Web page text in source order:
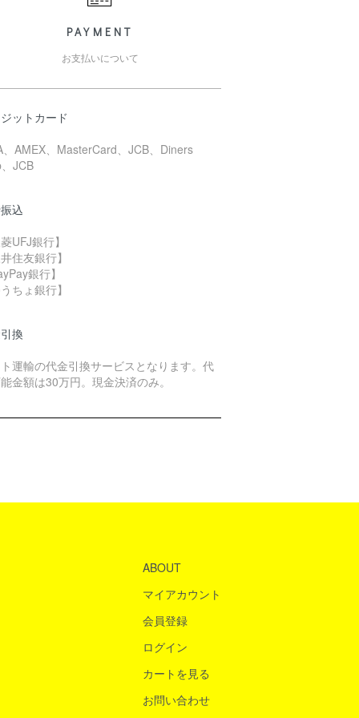
PAYMENT
お支払いについて
ットカード
、AMEX、MasterCard、JCB、Diners
JCB
込
菱UFJ銀行】
井住友銀行】
銀行】
うちょ銀行】
換
運輸の代金引換サービスとなります。代
金額は30万円。現金決済のみ。
ABOUT
マイアカウント
会員登録
ログイン
カートを見る
お問い合わせ